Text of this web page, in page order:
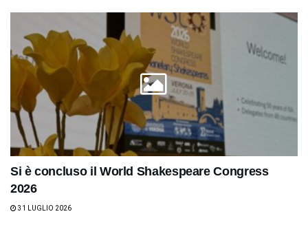
Si è concluso il World Shakespeare Congress
2026
31 LUGLIO 2026